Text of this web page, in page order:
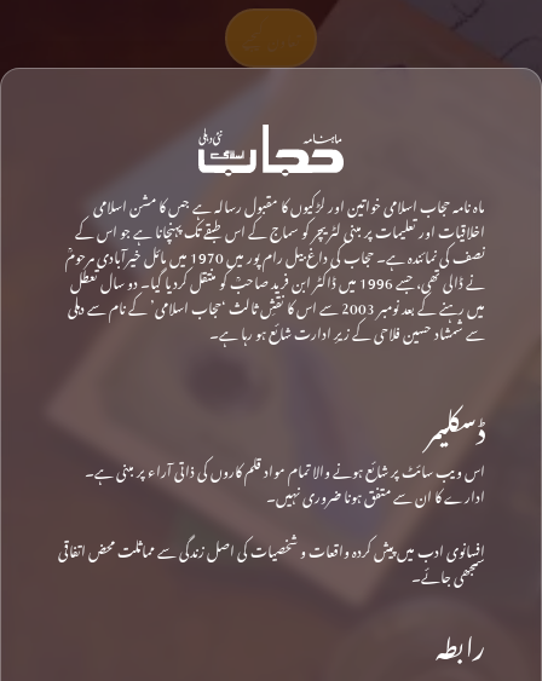
ماہ نامہ حجاب اسلامی خواتین اور لڑکیوں کا مقبول رسالہ ہے جس کا مشن اسلامی
اخلاقیات اور تعلیمات پر مبنی لٹریچر کو سماج کے اس طبقے تک پہنچانا ہے جو اس کے
نصف کی نمائندہ ہے۔ حجاب کی داغ بیل رام پور میں 1970 میں مائل خیرآبادی مرحومؒ
نے ڈالی تھی، جسے 1996 میں ڈاکٹر ابن فرید صاحبؒ کو منتقل کردیا گیا۔ دو سال تعطل
میں رہنے کے بعد نومبر 2003 سے اس کا نقشِ ثالث ‘حجاب اسلامی’ کے نام سے دہلی
سے شمشاد حسین فلاحی کے زیرِ ادارت شائع ہو رہا ہے۔
ڈسکلیمر
اس ویب سائٹ پر شائع ہونے والا تمام مواد قلم کاروں کی ذاتی آراء پر مبنی ہے۔
ادارے کا ان سے متفق ہونا ضروری نہیں۔
افسانوی ادب میں پیش کردہ واقعات و شخصیات کی اصل زندگی سے مماثلت محض اتفاقی
سمجھی جائے۔
رابطہ